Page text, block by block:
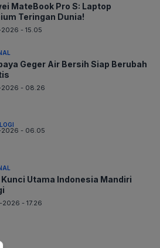
MateBook Pro S: Laptop
Teringan Dunia!
- 15.05
Geger Air Bersih Siap Berubah
- 08.26
- 06.05
Kunci Utama Indonesia Mandiri
- 17.26